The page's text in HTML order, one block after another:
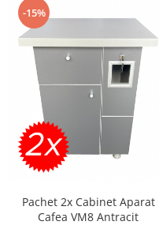
-15%
Pachet 2x Cabinet Aparat
Cafea VM8 Antracit